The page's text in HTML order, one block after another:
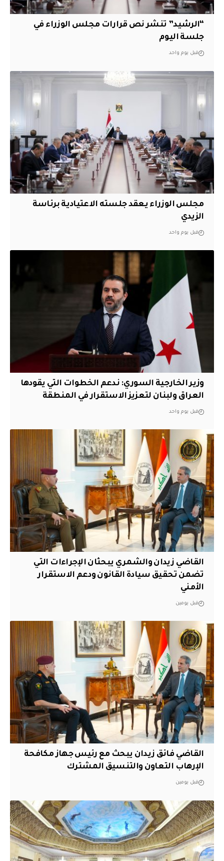
“الرشيد” تنشر نص قرارات مجلس الوزراء في
جلسة اليوم
قبل يوم واحد
مجلس الوزراء يعقد جلسته الاعتيادية برئاسة
الزيدي
قبل يوم واحد
وزير الخارجية السوري: ندعم الخطوات التي يقودها
العراق ولبنان لتعزيز الاستقرار في المنطقة
قبل يوم واحد
القاضي زيدان والشمري يبحثان الإجراءات التي
تضمن تحقيق سيادة القانون ودعم الاستقرار
الأمني
قبل يومين
القاضي فائق زيدان يبحث مع رئيس جهاز مكافحة
الإرهاب التعاون والتنسيق المشترك
قبل يومين